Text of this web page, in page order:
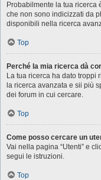
Probabilmente la tua ricerca
che non sono indicizzati da
disponibili nella ricerca
Top
Perché la mia ricerca dà
La tua ricerca ha dato troppi
la ricerca avanzata e sii più
dei forum in cui cercare.
Top
Come posso cercare un
Vai nella pagina “Utenti” e
segui le istruzioni.
Top